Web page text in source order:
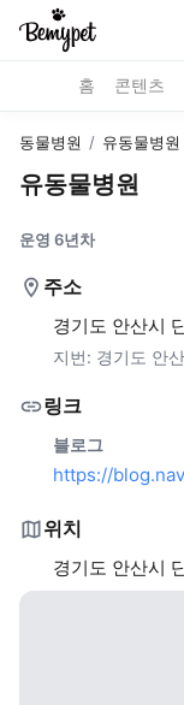
홈 콘텐츠
동물병원 / 유동물병원
유동물병원
운영 6년차
주소
경기도 안산시
지번: 경기도 안
링크
블로그
https://
위치
경기도 안산시